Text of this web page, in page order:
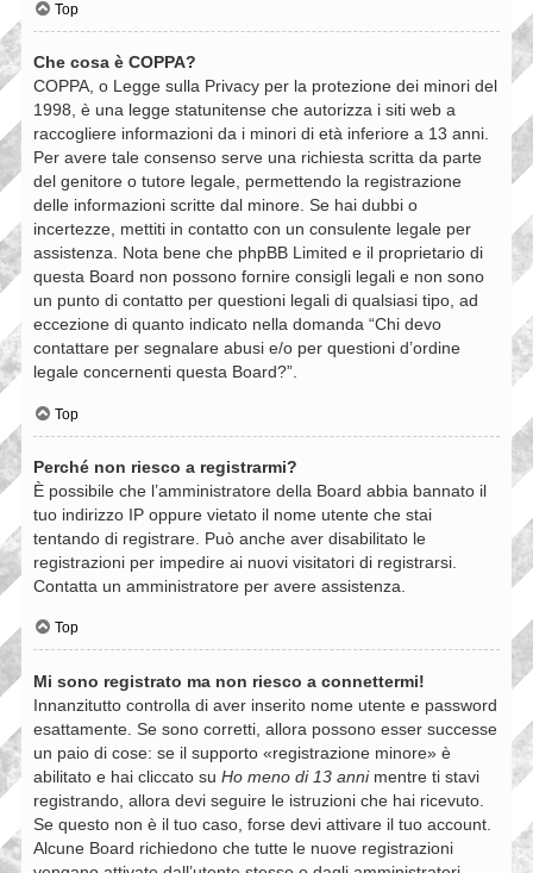
Top
Che cosa è COPPA?
COPPA, o Legge sulla Privacy per la protezione dei minori del
1998, è una legge statunitense che autorizza i siti web a
raccogliere informazioni da i minori di età inferiore a 13 anni.
Per avere tale consenso serve una richiesta scritta da parte
del genitore o tutore legale, permettendo la registrazione
delle informazioni scritte dal minore. Se hai dubbi o
incertezze, mettiti in contatto con un consulente legale per
assistenza. Nota bene che phpBB Limited e il proprietario di
questa Board non possono fornire consigli legali e non sono
un punto di contatto per questioni legali di qualsiasi tipo, ad
eccezione di quanto indicato nella domanda “Chi devo
contattare per segnalare abusi e/o per questioni d’ordine
legale concernenti questa Board?”.
Top
Perché non riesco a registrarmi?
È possibile che l’amministratore della Board abbia bannato il
tuo indirizzo IP oppure vietato il nome utente che stai
tentando di registrare. Può anche aver disabilitato le
registrazioni per impedire ai nuovi visitatori di registrarsi.
Contatta un amministratore per avere assistenza.
Top
Mi sono registrato ma non riesco a connettermi!
Innanzitutto controlla di aver inserito nome utente e password
esattamente. Se sono corretti, allora possono esser successe
un paio di cose: se il supporto «registrazione minore» è
abilitato e hai cliccato su Ho meno di 13 annimentre ti stavi
registrando, allora devi seguire le istruzioni che hai ricevuto.
Se questo non è il tuo caso, forse devi attivare il tuo account.
Alcune Board richiedono che tutte le nuove registrazioni